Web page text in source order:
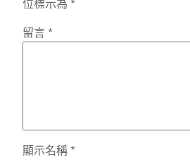
位標示為 *
留言 *
顯示名稱 *